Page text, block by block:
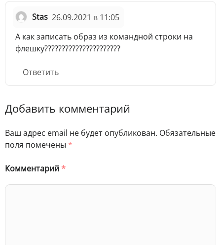
Stas 26.09.2021 в 11:05
А как записать образ из командной строки на
флешку??????????????????????
Ответить
Добавить комментарий
Ваш адрес email не будет опубликован. Обязательные
поля помечены *
Комментарий*